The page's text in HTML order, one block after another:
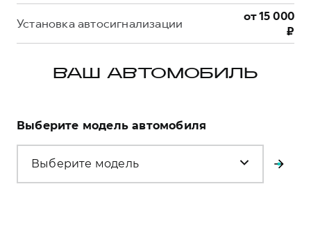
Установка автосигнализации
от 15 000
₽
ВАШ АВТОМОБИЛЬ
Выберите модель автомобиля
Выберите модель